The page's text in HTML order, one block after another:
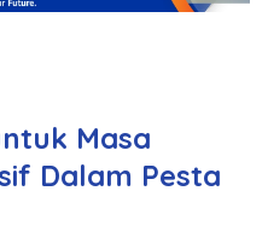
Masa
Dalam Pesta